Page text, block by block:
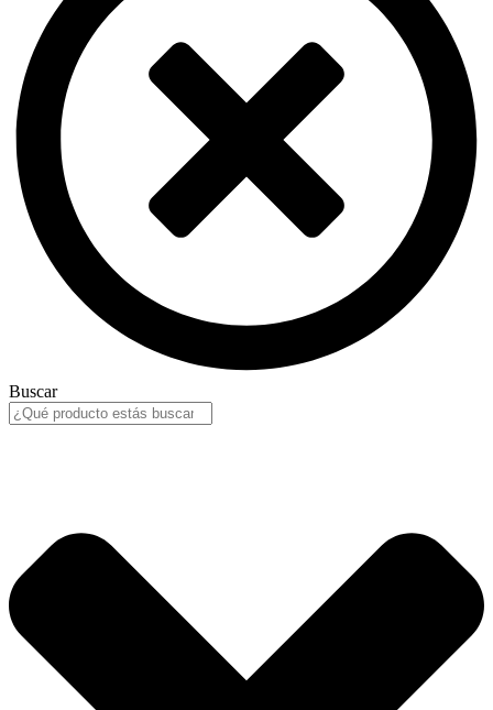
Buscar